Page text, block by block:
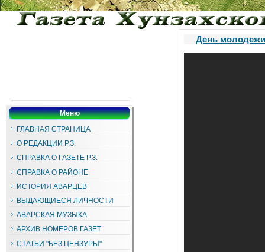
Меню
ГЛАВНАЯ СТРАНИЦА
О РЕДАКЦИИ Р.З.
СПРАВКА О ГАЗЕТЕ Р.З.
СПРАВКА О РАЙОНЕ
ИСТОРИЯ АВАРЦЕВ
ВЫДАЮЩИЕСЯ ЛИЧНОСТИ
АВАРСКАЯ МУЗЫКА
АРХИВ НОМЕРОВ ГАЗЕТ
СТАТЬИ "БЕЗ ЦЕНЗУРЫ"
День молодежи